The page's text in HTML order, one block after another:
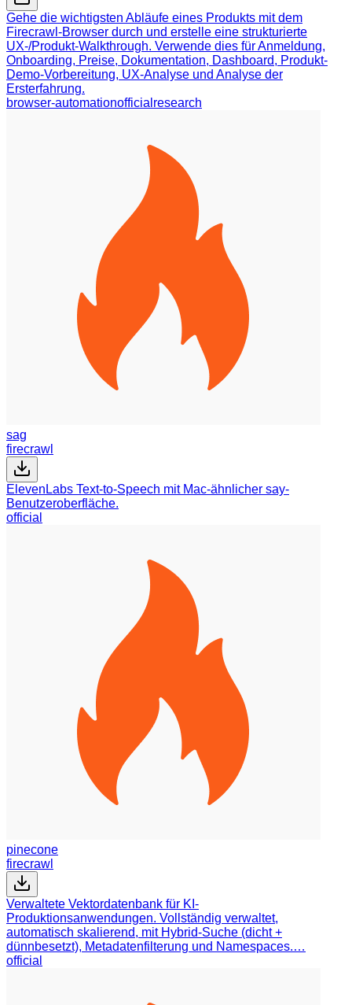
Gehe die wichtigsten Abläufe eines Produkts mit dem
Firecrawl-Browser durch und erstelle eine strukturierte
UX-/Produkt-Walkthrough. Verwende dies für Anmeldung,
Onboarding, Preise, Dokumentation, Dashboard, Produkt-
Demo-Vorbereitung, UX-Analyse und Analyse der
Ersterfahrung.
browser-automationofficial research
sag
firecrawl
ElevenLabs Text-to-Speech mit Mac-ähnlicher say-
Benutzeroberfläche.
official
pinecone
firecrawl
Verwaltete Vektordatenbank für KI-
Produktionsanwendungen. Vollständig verwaltet,
automatisch skalierend, mit Hybrid-Suche (dicht +
dünnbesetzt), Metadatenfilterung und Namespaces.…
official